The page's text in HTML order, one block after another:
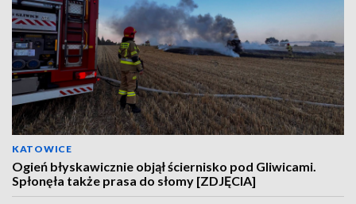
KATOWICE
Ogień błyskawicznie objął ściernisko pod Gliwicami.
Spłonęła także prasa do słomy [ZDJĘCIA]